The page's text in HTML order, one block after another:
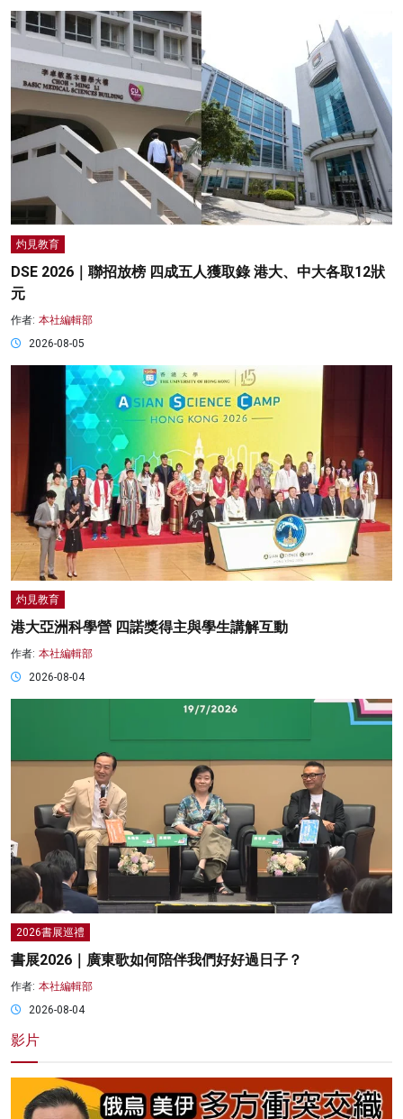
灼見教育
DSE 2026｜聯招放榜 四成五人獲取錄 港大、中大各取12狀
元
作者: 本社編輯部
2026-08-05
灼見教育
港大亞洲科學營 四諾獎得主與學生講解互動
作者: 本社編輯部
2026-08-04
2026書展巡禮
書展2026｜廣東歌如何陪伴我們好好過日子？
作者: 本社編輯部
2026-08-04
影片